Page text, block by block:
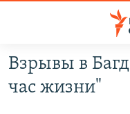
упрощенного
доступа
ПРОГРАММЫ
Взрывы в
час жизни"